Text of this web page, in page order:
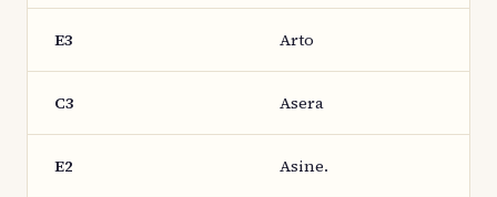
E3 Arto
C3 Asera
E2 Asine.